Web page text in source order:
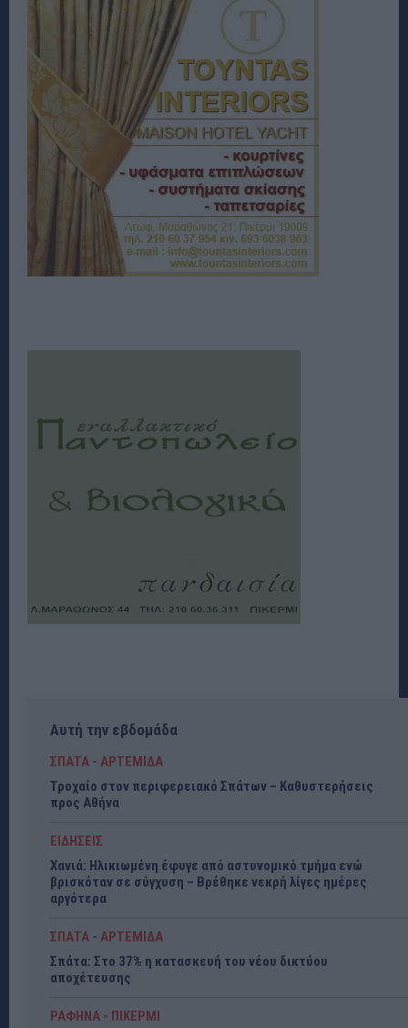
Αυτή την εβδομάδα
ΣΠΑΤΑ - ΑΡΤΕΜΙΔΑ
Τροχαίο στον περιφερειακό Σπάτων – Καθυστερήσεις
προς Αθήνα
ΕΙΔΗΣΕΙΣ
Χανιά: Ηλικιωμένη έφυγε από αστυνομικό τμήμα ενώ
βρισκόταν σε σύγχυση – Βρέθηκε νεκρή λίγες ημέρες
αργότερα
ΣΠΑΤΑ - ΑΡΤΕΜΙΔΑ
Σπάτα: Στο 37% η κατασκευή του νέου δικτύου
αποχέτευσης
ΡΑΦΗΝΑ - ΠΙΚΕΡΜΙ